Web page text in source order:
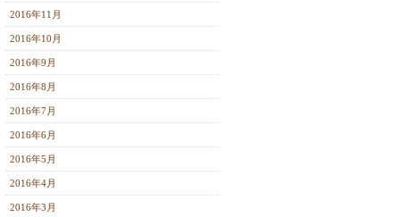
2016年11月
2016年10月
2016年9月
2016年8月
2016年7月
2016年6月
2016年5月
2016年4月
2016年3月